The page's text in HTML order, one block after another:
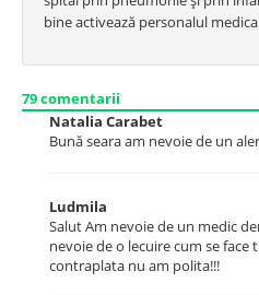
bine activează personalul
79comentarii
Natalia Carabet
Bună seara am nevoie de un
Ludmila
Salut Am nevoie de un medic
nevoie de o lecuire cum se face
contraplata nu am polita!!!